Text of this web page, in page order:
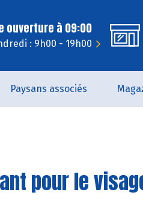
ouverture à 09:00
: 9h00 - 19h00
Paysans associés
pour le